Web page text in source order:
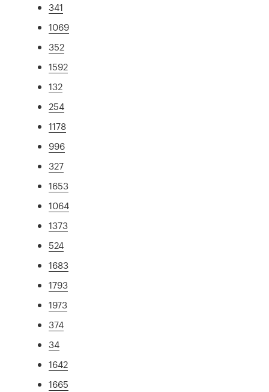
341
1069
352
1592
132
254
1178
996
327
1653
1064
1373
524
1683
1793
1973
374
34
1642
1665